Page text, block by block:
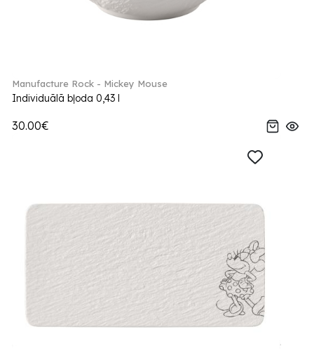
Manufacture Rock - Mickey Mouse
Individuālā bļoda 0,43 l
30.00€